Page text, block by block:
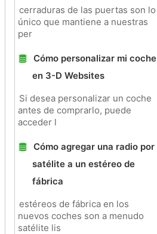
cerraduras de las puertas son lo
único que mantiene a nuestras
per
Cómo personalizar mi coche
en 3-D Websites
Si desea personalizar un coche
antes de comprarlo, puede
acceder l
Cómo agregar una radio por
satélite a un estéreo de
fábrica
estéreos de fábrica en los
nuevos coches son a menudo
satélite lis